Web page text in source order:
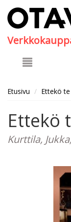
Etusivu Ettekö
Ettekö
Kurttila,